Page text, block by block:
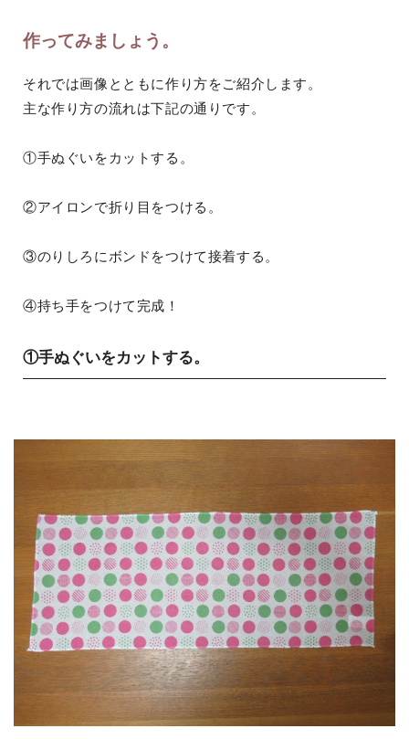
作ってみましょう。
それでは画像とともに作り方をご紹介します。
主な作り方の流れは下記の通りです。
①手ぬぐいをカットする。
②アイロンで折り目をつける。
③のりしろにボンドをつけて接着する。
④持ち手をつけて完成！
①手ぬぐいをカットする。